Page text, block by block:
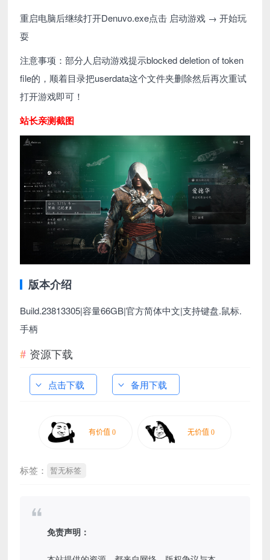
重启电脑后继续打开Denuvo.exe点击 启动游戏 → 开始玩
耍
注意事项：部分人启动游戏提示blocked deletion of token
file的，顺着目录把userdata这个文件夹删除然后再次重试
打开游戏即可！
站长亲测截图
版本介绍
Build.23813305|容量66GB|官方简体中文|支持键盘.鼠标.
手柄
资源下载
点击下载 备用下载
标签： 暂无标签
免责声明：